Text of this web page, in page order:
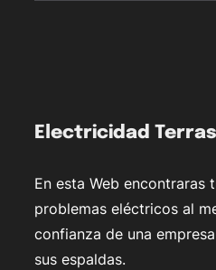
Electricidad
En esta Web encontraras
problemas eléctricos al
confianza de una
sus espaldas.